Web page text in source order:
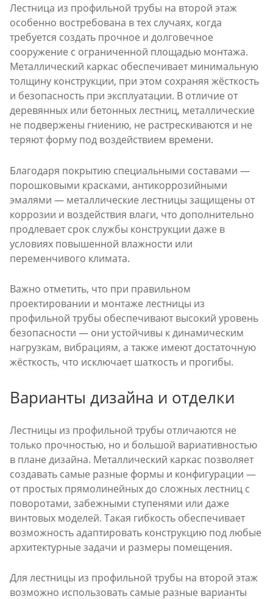
Лестница из профильной трубы на второй этаж
особенно востребована в тех случаях, когда
требуется создать прочное и долговечное
сооружение с ограниченной площадью монтажа.
Металлический каркас обеспечивает минимальную
толщину конструкции, при этом сохраняя жёсткость
и безопасность при эксплуатации. В отличие от
деревянных или бетонных лестниц, металлические
не подвержены гниению, не растрескиваются и не
теряют форму под воздействием времени.
Благодаря покрытию специальными составами —
порошковыми красками, антикоррозийными
эмалями — металлические лестницы защищены от
коррозии и воздействия влаги, что дополнительно
продлевает срок службы конструкции даже в
условиях повышенной влажности или
переменчивого климата.
Важно отметить, что при правильном
проектировании и монтаже лестницы из
профильной трубы обеспечивают высокий уровень
безопасности — они устойчивы к динамическим
нагрузкам, вибрациям, а также имеют достаточную
жёсткость, что исключает шаткость и прогибы.
Варианты дизайна и отделки
Лестницы из профильной трубы отличаются не
только прочностью, но и большой вариативностью
в плане дизайна. Металлический каркас позволяет
создавать самые разные формы и конфигурации —
от простых прямолинейных до сложных лестниц с
поворотами, забежными ступенями или даже
винтовых моделей. Такая гибкость обеспечивает
возможность адаптировать конструкцию под любые
архитектурные задачи и размеры помещения.
Для лестницы из профильной трубы на второй этаж
возможно использовать самые разные варианты